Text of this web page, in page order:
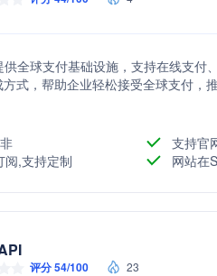
全球支付基础设施，支持在线支付
式，帮助企业轻松接受全球支付，
支持官
阅,支持定制
网站在
评分 54/100 23